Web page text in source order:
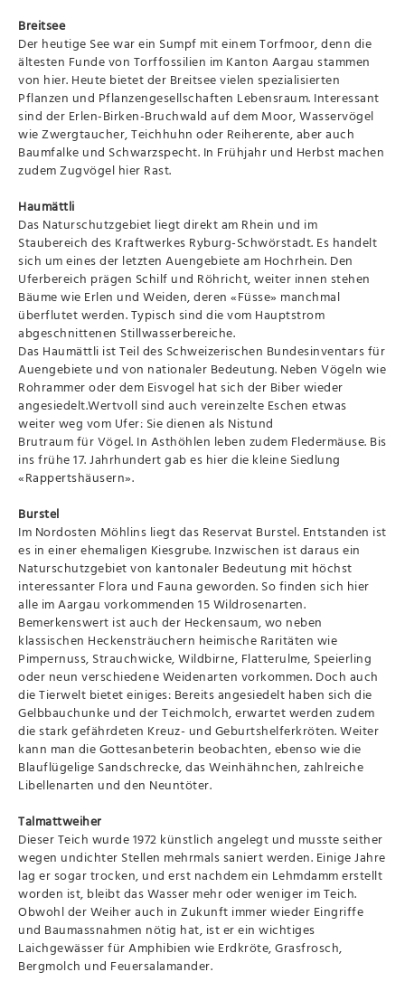
Breitsee
Der heutige See war ein Sumpf mit einem Torfmoor, denn die
ältesten Funde von Torffossilien im Kanton Aargau stammen
von hier. Heute bietet der Breitsee vielen spezialisierten
Pflanzen und Pflanzengesellschaften Lebensraum. Interessant
sind der Erlen-Birken-Bruchwald auf dem Moor, Wasservögel
wie Zwergtaucher, Teichhuhn oder Reiherente, aber auch
Baumfalke und Schwarzspecht. In Frühjahr und Herbst machen
zudem Zugvögel hier Rast.
Haumättli
Das Naturschutzgebiet liegt direkt am Rhein und im
Staubereich des Kraftwerkes Ryburg-Schwörstadt. Es handelt
sich um eines der letzten Auengebiete am Hochrhein. Den
Uferbereich prägen Schilf und Röhricht, weiter innen stehen
Bäume wie Erlen und Weiden, deren «Füsse» manchmal
überflutet werden. Typisch sind die vom Hauptstrom
abgeschnittenen Stillwasserbereiche.
Das Haumättli ist Teil des Schweizerischen Bundesinventars für
Auengebiete und von nationaler Bedeutung. Neben Vögeln wie
Rohrammer oder dem Eisvogel hat sich der Biber wieder
angesiedelt.Wertvoll sind auch vereinzelte Eschen etwas
weiter weg vom Ufer: Sie dienen als Nistund
Brutraum für Vögel. In Asthöhlen leben zudem Fledermäuse. Bis
ins frühe 17. Jahrhundert gab es hier die kleine Siedlung
«Rappertshäusern».
Burstel
Im Nordosten Möhlins liegt das Reservat Burstel. Entstanden ist
es in einer ehemaligen Kiesgrube. Inzwischen ist daraus ein
Naturschutzgebiet von kantonaler Bedeutung mit höchst
interessanter Flora und Fauna geworden. So finden sich hier
alle im Aargau vorkommenden 15 Wildrosenarten.
Bemerkenswert ist auch der Heckensaum, wo neben
klassischen Heckensträuchern heimische Raritäten wie
Pimpernuss, Strauchwicke, Wildbirne, Flatterulme, Speierling
oder neun verschiedene Weidenarten vorkommen. Doch auch
die Tierwelt bietet einiges: Bereits angesiedelt haben sich die
Gelbbauchunke und der Teichmolch, erwartet werden zudem
die stark gefährdeten Kreuz- und Geburtshelferkröten. Weiter
kann man die Gottesanbeterin beobachten, ebenso wie die
Blauflügelige Sandschrecke, das Weinhähnchen, zahlreiche
Libellenarten und den Neuntöter.
Talmattweiher
Dieser Teich wurde 1972 künstlich angelegt und musste seither
wegen undichter Stellen mehrmals saniert werden. Einige Jahre
lag er sogar trocken, und erst nachdem ein Lehmdamm erstellt
worden ist, bleibt das Wasser mehr oder weniger im Teich.
Obwohl der Weiher auch in Zukunft immer wieder Eingriffe
und Baumassnahmen nötig hat, ist er ein wichtiges
Laichgewässer für Amphibien wie Erdkröte, Grasfrosch,
Bergmolch und Feuersalamander.